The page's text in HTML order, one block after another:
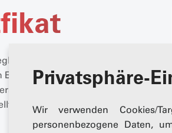
Privatsphäre-
Wir verwenden Cookies/
personenbezogene Daten,
Im oberen Teil wird das
und die CO2-
gemäss WLTP-Norm
Zudem wird ausgewiesen,